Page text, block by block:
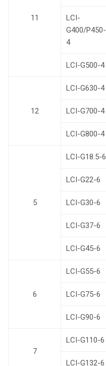
11
LCI-
G400/P450-
4
LCI-G500-4
12
LCI-G630-4
LCI-G700-4
LCI-G800-4
5
LCI-G18.5-6
LCI-G22-6
LCI-G30-6
LCI-G37-6
LCI-G45-6
6
LCI-G55-6
LCI-G75-6
LCI-G90-6
7
LCI-G110-6
LCI-G132-6